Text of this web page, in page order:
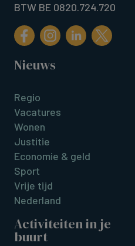
BTW BE 0820.724.720
Nieuws
Regio
Vacatures
Wonen
Justitie
Economie & geld
Sport
Vrije tijd
Nederland
Activiteiten in je
buurt